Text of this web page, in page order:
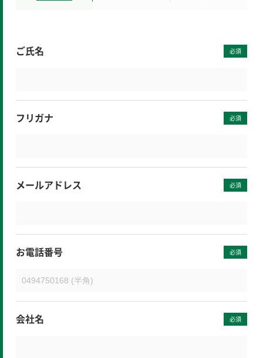
ご氏名 必須
フリガナ 必須
メールアドレス 必須
お電話番号 必須
会社名 必須